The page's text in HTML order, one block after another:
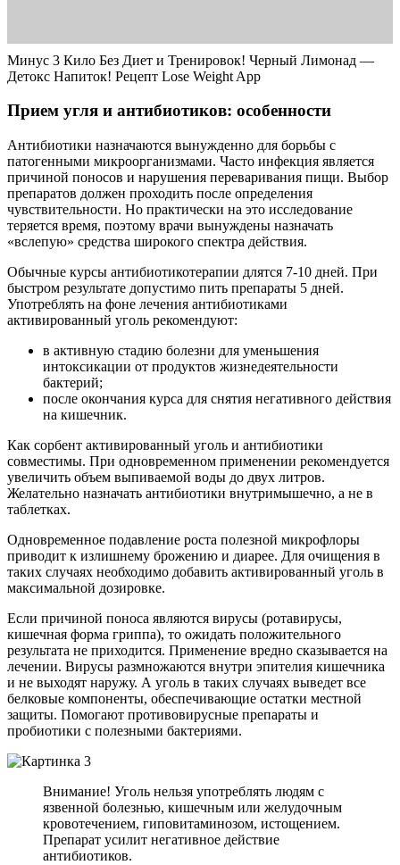
Минус 3 Кило Без Диет и Тренировок! Черный Лимонад —
Детокс Напиток! Рецепт Lose Weight App
Прием угля и антибиотиков: особенности
Антибиотики назначаются вынужденно для борьбы с
патогенными микроорганизмами. Часто инфекция является
причиной поносов и нарушения переваривания пищи. Выбор
препаратов должен проходить после определения
чувствительности. Но практически на это исследование
теряется время, поэтому врачи вынуждены назначать
«вслепую» средства широкого спектра действия.
Обычные курсы антибиотикотерапии длятся 7-10 дней. При
быстром результате допустимо пить препараты 5 дней.
Употреблять на фоне лечения антибиотиками
активированный уголь рекомендуют:
в активную стадию болезни для уменьшения
интоксикации от продуктов жизнедеятельности
бактерий;
после окончания курса для снятия негативного действия
на кишечник.
Как сорбент активированный уголь и антибиотики
совместимы. При одновременном применении рекомендуется
увеличить объем выпиваемой воды до двух литров.
Желательно назначать антибиотики внутримышечно, а не в
таблетках.
Одновременное подавление роста полезной микрофлоры
приводит к излишнему брожению и диарее. Для очищения в
таких случаях необходимо добавить активированный уголь в
максимальной дозировке.
Если причиной поноса являются вирусы (ротавирусы,
кишечная форма гриппа), то ожидать положительного
результата не приходится. Применение вредно сказывается на
лечении. Вирусы размножаются внутри эпителия кишечника
и не выходят наружу. А уголь в таких случаях выведет все
белковые компоненты, обеспечивающие остатки местной
защиты. Помогают противовирусные препараты и
пробиотики с полезными бактериями.
Внимание! Уголь нельзя употреблять людям с
язвенной болезнью, кишечным или желудочным
кровотечением, гиповитаминозом, истощением.
Препарат усилит негативное действие
антибиотиков.